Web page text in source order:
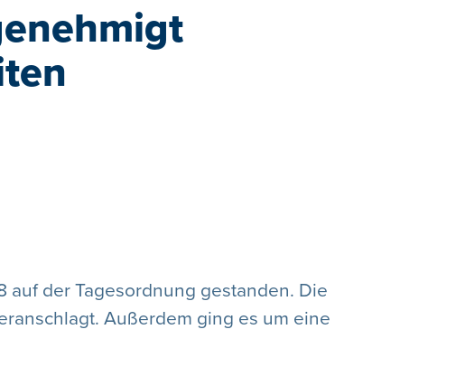
auf der Tagesordnung gestanden. Die
Außerdem ging es um eine